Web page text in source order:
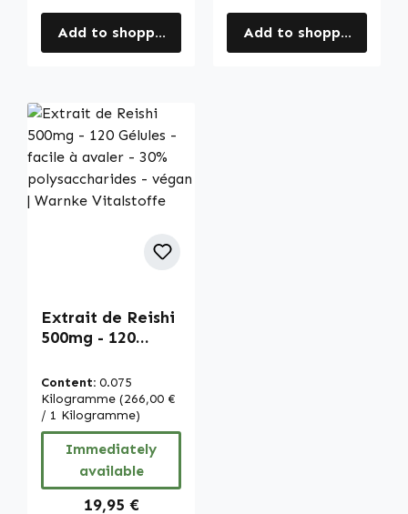
Add to shopping cart Add to shopping cart
Extrait de Reishi
500mg - 120
avaler - 30%
polysaccharides -
végan | Warnke
Vitalstoffe
Content: 0.075
Kilogramme (266,00 €
/ 1 Kilogramme)
Immediately
available
Regular price:
19,95 €